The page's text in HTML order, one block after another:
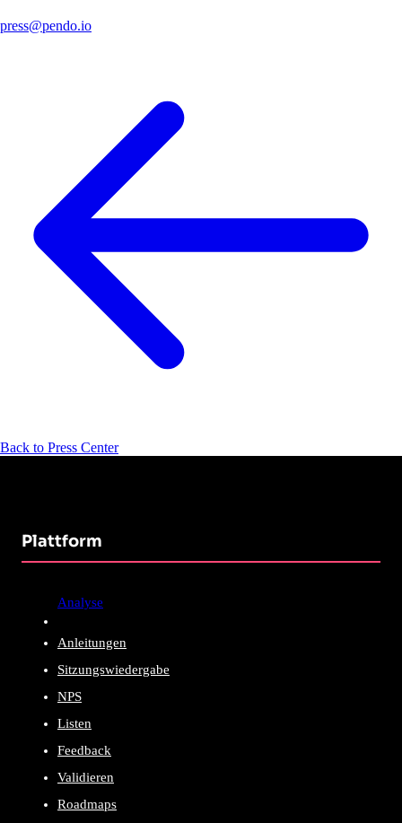
press@pendo.io
Back to Press Center
Plattform
Analyse
Anleitungen
Sitzungswiedergabe
NPS
Listen
Feedback
Validieren
Roadmaps